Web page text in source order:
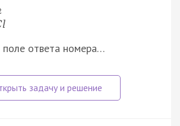
l
ответа номера…